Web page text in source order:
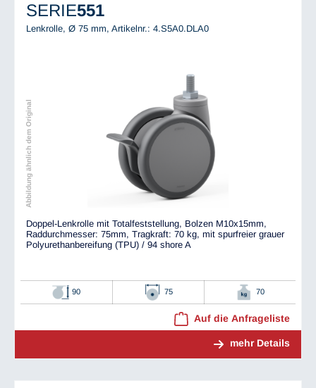
SERIE551
Lenkrolle, Ø 75 mm, Artikelnr.: 4.S5A0.DLA0
Abbildung ähnlich dem Original
Doppel-Lenkrolle mit Totalfeststellung, Bolzen M10x15mm,
Raddurchmesser: 75mm, Tragkraft: 70 kg, mit spurfreier grauer
Polyurethanbereifung (TPU) / 94 shore A
90 75 70
Auf die Anfrageliste
mehr Details